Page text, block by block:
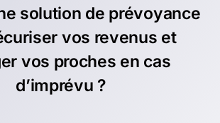
solution de prévoyance
vos revenus et
vos proches en cas
d’imprévu ?